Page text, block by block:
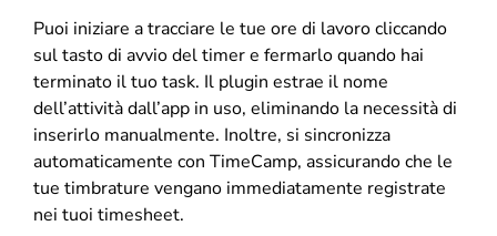
Puoi iniziare a tracciare le tue ore di lavoro cliccando
sul tasto di avvio del timer e fermarlo quando hai
terminato il tuo task. Il plugin estrae il nome
dell’attività dall’app in uso, eliminando la necessità di
inserirlo manualmente. Inoltre, si sincronizza
automaticamente con TimeCamp, assicurando che le
tue timbrature vengano immediatamente registrate
nei tuoi timesheet.